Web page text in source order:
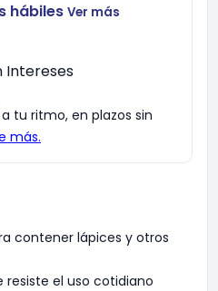
hábiles Ver más
Intereses
contener lápices y otros
resiste el uso cotidiano